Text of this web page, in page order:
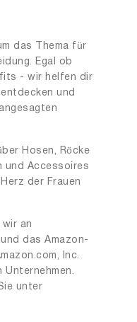
das Thema für
Egal ob
- wir helfen dir
und
Hosen, Röcke
und Accessoires
der Frauen
an
das Amazon-
Inc.
Unternehmen.
unter